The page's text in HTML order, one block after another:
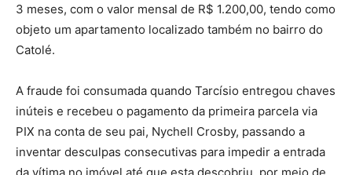
3 meses, com o valor mensal de R$ 1.200,00, tendo como
objeto um apartamento localizado também no bairro do
Catolé.
A fraude foi consumada quando Tarcísio entregou chaves
inúteis e recebeu o pagamento da primeira parcela via
PIX na conta de seu pai, Nychell Crosby, passando a
inventar desculpas consecutivas para impedir a entrada